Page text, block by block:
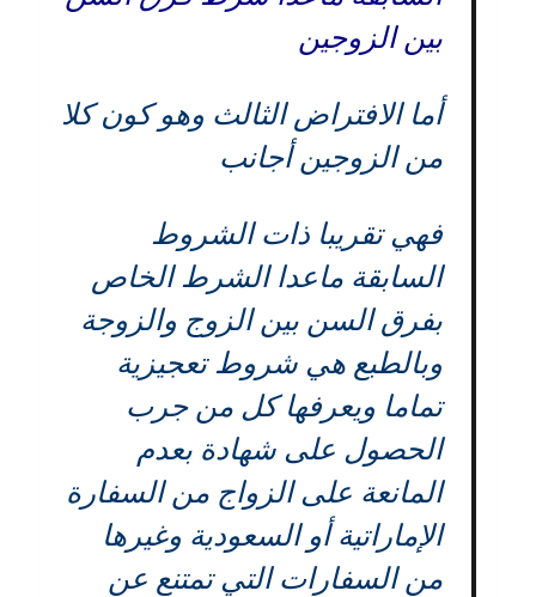
بين الزوجين
أما الافتراض الثالث وهو كون كلا
من الزوجين أجانب
فهي تقريبا ذات الشروط
السابقة ماعدا الشرط الخاص
بفرق السن بين الزوج والزوجة
وبالطبع هي شروط تعجيزية
تماما ويعرفها كل من جرب
الحصول على شهادة بعدم
المانعة على الزواج من السفارة
الإماراتية أو السعودية وغيرها
من السفارات التي تمتنع عن